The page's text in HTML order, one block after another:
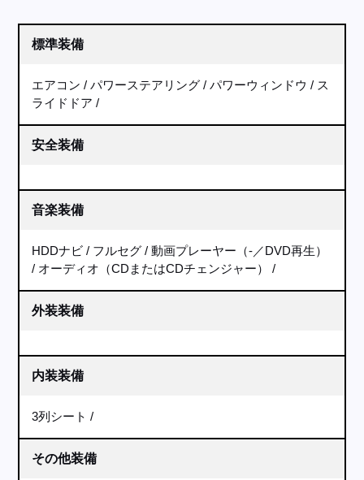
標準装備
エアコン パワーステアリング パワーウィンドウ
ス
ライドドア
安全装備
音楽装備
HDDナビ フルセグ
動画プレーヤー（-／DVD再生）
オーディオ（CDまたはCDチェンジャー）
外装装備
内装装備
3列シート
その他装備